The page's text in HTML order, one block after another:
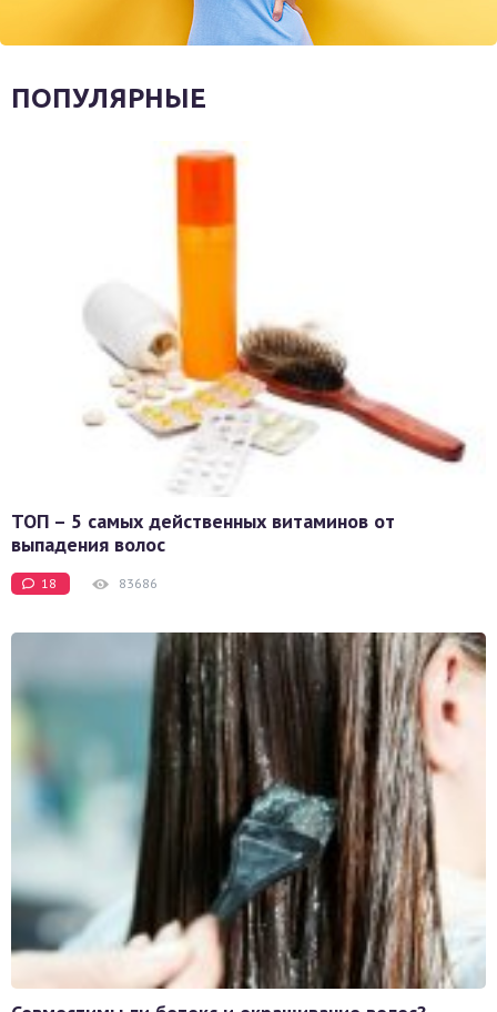
ПОПУЛЯРНЫЕ
ТОП – 5 самых действенных витаминов от
выпадения волос
18 83686